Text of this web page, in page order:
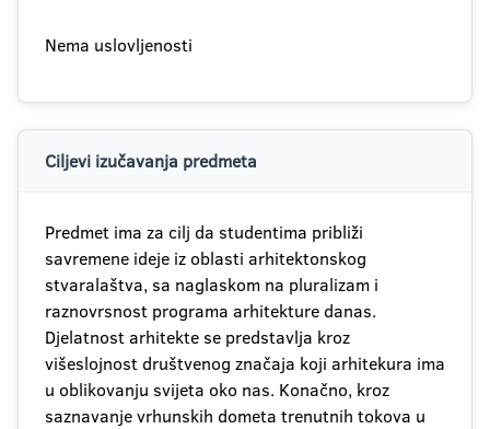
Nema uslovljenosti
Ciljevi izučavanja predmeta
Predmet ima za cilj da studentima približi
savremene ideje iz oblasti arhitektonskog
stvaralaštva, sa naglaskom na pluralizam i
raznovrsnost programa arhitekture danas.
Djelatnost arhitekte se predstavlja kroz
višeslojnost društvenog značaja koji arhitekura ima
u oblikovanju svijeta oko nas. Konačno, kroz
saznavanje vrhunskih dometa trenutnih tokova u